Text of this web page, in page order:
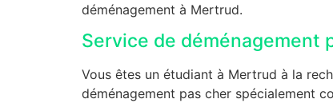
déménagement à Mertrud.
Service de déménagement
Vous êtes un étudiant à Mertrud à la
déménagement pas cher spécialement